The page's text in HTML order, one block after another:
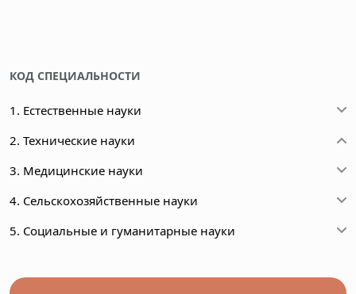
КОД СПЕЦИАЛЬНОСТИ
1. Естественные науки
2. Технические науки
3. Медицинские науки
4. Сельскохозяйственные науки
5. Социальные и гуманитарные науки